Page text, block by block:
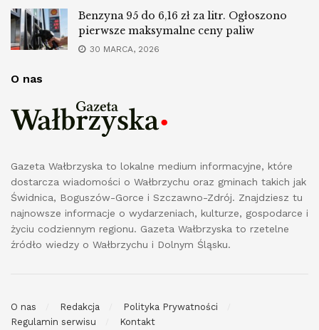
Benzyna 95 do 6,16 zł za litr. Ogłoszono
pierwsze maksymalne ceny paliw
30 MARCA, 2026
O nas
Gazeta Wałbrzyska to lokalne medium informacyjne, które
dostarcza wiadomości o Wałbrzychu oraz gminach takich jak
Świdnica, Boguszów-Gorce i Szczawno-Zdrój. Znajdziesz tu
najnowsze informacje o wydarzeniach, kulturze, gospodarce i
życiu codziennym regionu. Gazeta Wałbrzyska to rzetelne
źródło wiedzy o Wałbrzychu i Dolnym Śląsku.
O nas Redakcja
Polityka Prywatności
Regulamin serwisu
Kontakt